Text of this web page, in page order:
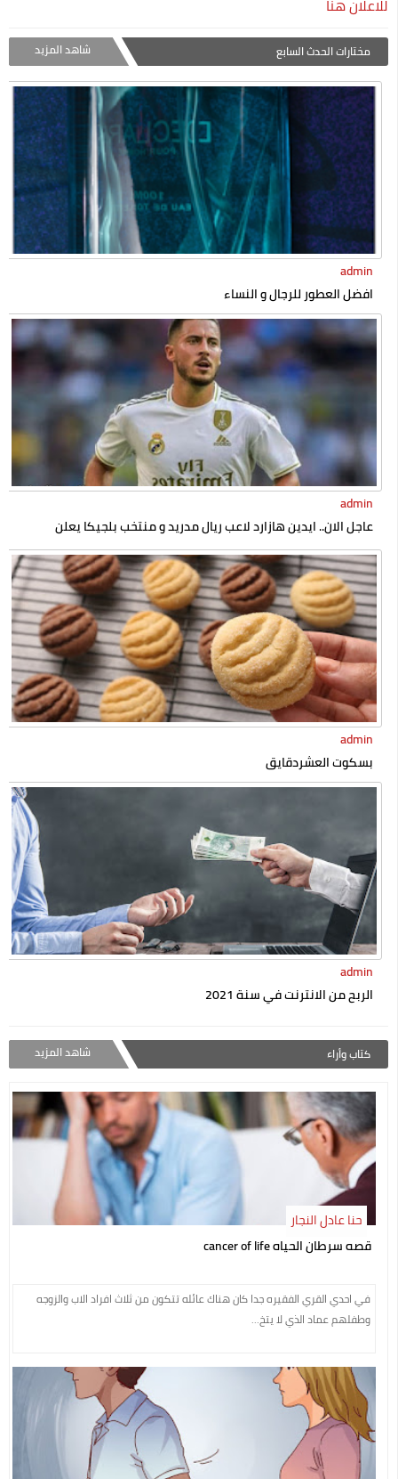
مختارات الحدث السابع شاهد المزيد
admin
افضل العطور للرجال و النساء
admin
عاجل الان.. ايدين هازارد لاعب ريال مدريد و منتخب بلجيكا يعلن
إسلامه رسميا
admin
بسكوت العشردقايق
admin
الربح من الانترنت في سنة 2021
كتاب وأراء شاهد المزيد
قصه سرطان الحياه cancer of life
حنا عادل النجار
في احدي القري الفقيره جدا كان هناك عائله تتكون من ثلاث افراد الاب والزوجه
وطفلهم عماد الذي لا يتخ...